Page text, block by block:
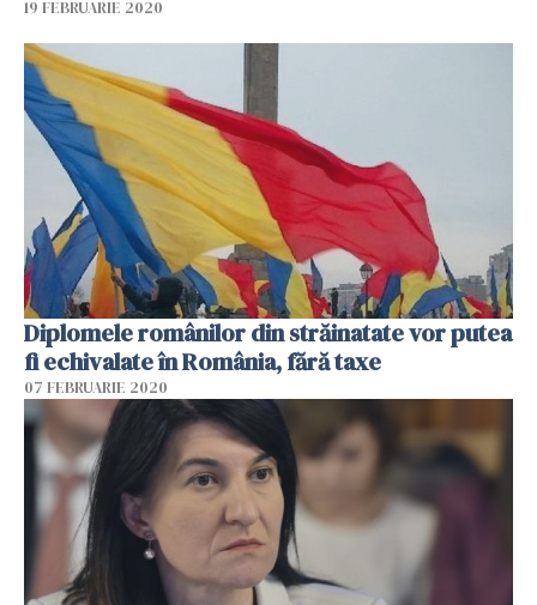
19 FEBRUARIE 2020
Diplomele românilor din străinatate vor putea
fi echivalate în România, fără taxe
07 FEBRUARIE 2020